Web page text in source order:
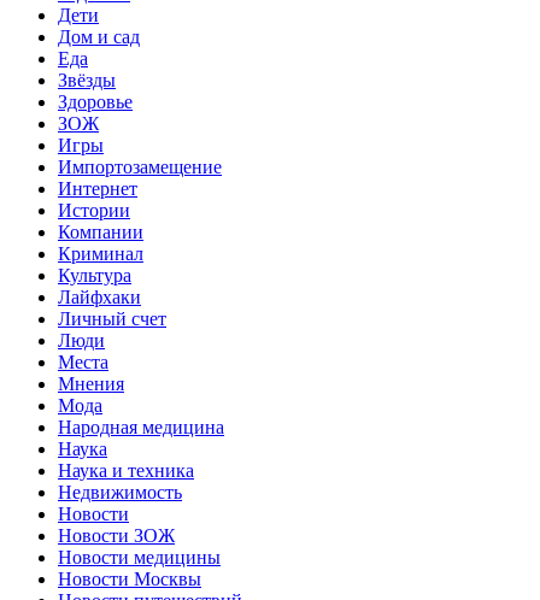
Дети
Дом и сад
Еда
Звёзды
Здоровье
ЗОЖ
Игры
Импортозамещение
Интернет
Истории
Компании
Криминал
Культура
Лайфхаки
Личный счет
Люди
Места
Мнения
Мода
Народная медицина
Наука
Наука и техника
Недвижимость
Новости
Новости ЗОЖ
Новости медицины
Новости Москвы